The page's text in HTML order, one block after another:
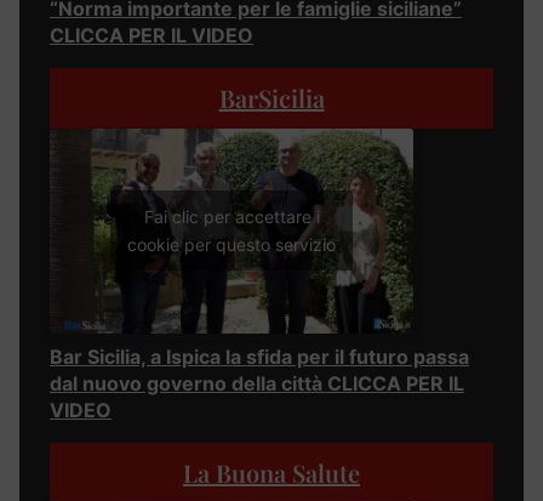
“Norma importante per le famiglie siciliane”
CLICCA PER IL VIDEO
BarSicilia
Fai clic per accettare i
cookie per questo servizio
Bar Sicilia, a Ispica la sfida per il futuro passa
dal nuovo governo della città CLICCA PER IL
VIDEO
La Buona Salute